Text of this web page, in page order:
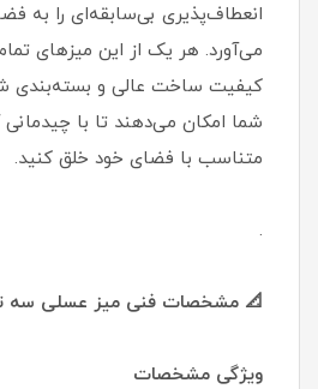
انعطاف‌پذیری بی‌سابقه‌ای را به
می‌آورد. هر یک از این میزهای
کیفیت ساخت عالی و بسته‌بندی
شما امکان می‌دهند تا با چیدمانی
متناسب با فضای خود خلق کنید.
.
📐 مشخصات فنی میز عسلی سه
ویژگی مشخصات